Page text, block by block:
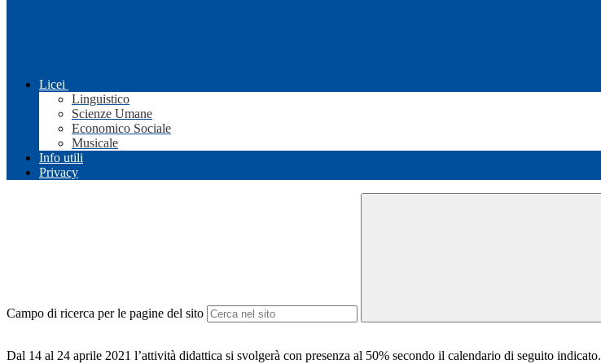
Licei
Linguistico
Scienze Umane
Economico Sociale
Musicale
Info utili
Privacy
Campo di ricerca per le pagine del sito
Dal 14 al 24 aprile 2021 l’attività didattica si svolgerà con presenza al 50% secondo il calendario di seguito indicato.